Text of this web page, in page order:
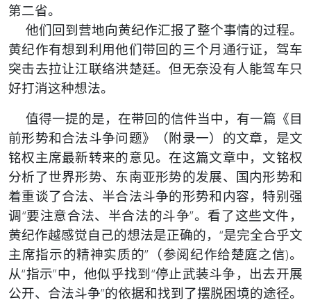
第二省。
他们回到营地向黄纪作汇报了整个事情的过程。
黄纪作有想到利用他们带回的三个月通行证，驾车
突击去拉让江联络洪楚廷。但无奈没有人能驾车只
好打消这种想法。
值得一提的是，在带回的信件当中，有一篇《目
前形势和合法斗争问题》（附录一）的文章，是文
铭权主席最新转来的意见。在这篇文章中，文铭权
分析了世界形势、东南亚形势的发展、国内形势和
着重谈了合法、半合法斗争的形势和内容，特别强
调“要注意合法、半合法的斗争”。看了这些文件，
黄纪作越感觉自己的想法是正确的，“是完全合乎文
主席指示的精神实质的”（参阅纪作给楚庭之信)。
从“指示”中，他似乎找到“停止武装斗争，出去开展
公开、合法斗争”的依据和找到了摆脱困境的途径。